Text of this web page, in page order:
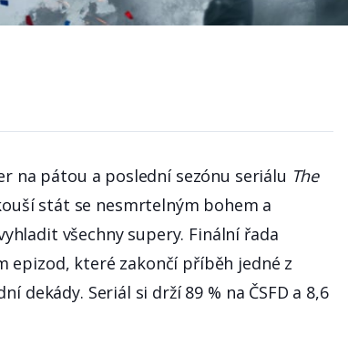
na pátou a poslední sezónu seriálu The
stát se nesmrtelným bohem a
všechny supery. Finální řada
epizod, které zakončí příběh jedné z
dekády. Seriál si drží 89 % na ČSFD a 8,6